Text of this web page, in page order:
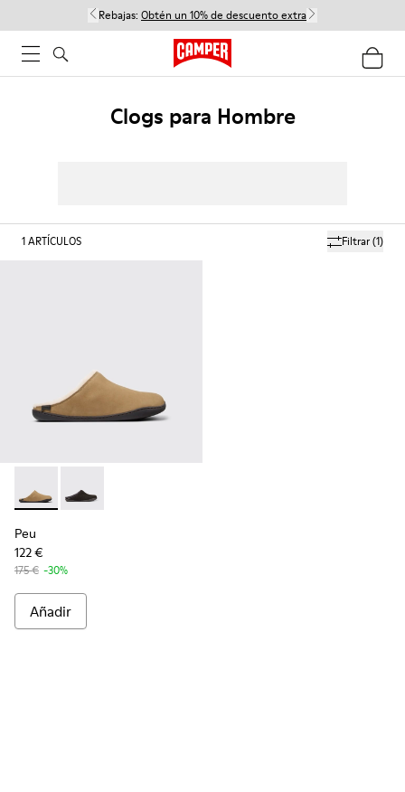
Rebajas: Obtén un 10% de descuento extra
Clogs para Hombre
Filtrar(1)
1ARTÍCULOS
Peu - K100755-004 - Zapatos de nobuk marrones para
Peu - K100755-001
Peu
122 €
175 € -30%
Añadir